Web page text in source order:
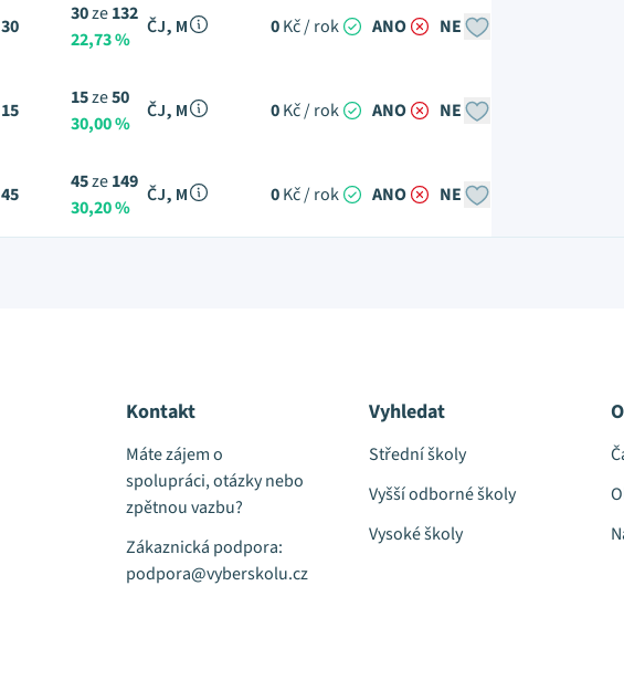
30
30ze132
22,73 %
ČJ, M 0Kč / rok ANO NE
15
15ze50
30,00 %
ČJ, M 0Kč / rok ANO NE
45
45ze149
30,20 %
ČJ, M 0Kč / rok ANO NE
Kontakt
Máte zájem o
spolupráci, otázky nebo
zpětnou vazbu?
Zákaznická podpora:
podpora@vyberskolu.cz
Vyhledat
Střední školy
Vyšší odborné školy
Vysoké školy